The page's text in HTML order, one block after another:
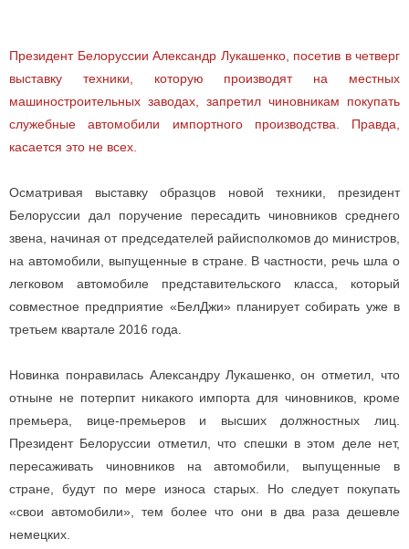
Президент Белоруссии Александр Лукашенко, посетив в четверг
выставку техники, которую производят на местных
машиностроительных заводах, запретил чиновникам покупать
служебные автомобили импортного производства. Правда,
касается это не всех.
Осматривая выставку образцов новой техники, президент
Белоруссии дал поручение пересадить чиновников среднего
звена, начиная от председателей райисполкомов до министров,
на автомобили, выпущенные в стране. В частности, речь шла о
легковом автомобиле представительского класса, который
совместное предприятие «БелДжи» планирует собирать уже в
третьем квартале 2016 года.
Новинка понравилась Александру Лукашенко, он отметил, что
отныне не потерпит никакого импорта для чиновников, кроме
премьера, вице-премьеров и высших должностных лиц.
Президент Белоруссии отметил, что спешки в этом деле нет,
пересаживать чиновников на автомобили, выпущенные в
стране, будут по мере износа старых. Но следует покупать
«свои автомобили», тем более что они в два раза дешевле
немецких.